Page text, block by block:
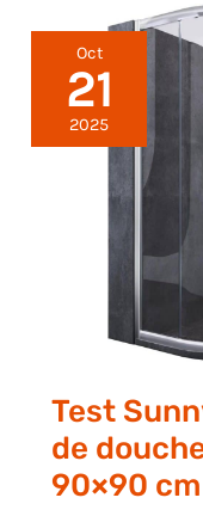
Oct
21
2025
Test
de
90×90 cm